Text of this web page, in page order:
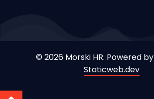
© 2026 Morski HR. Powered by
Staticweb.dev